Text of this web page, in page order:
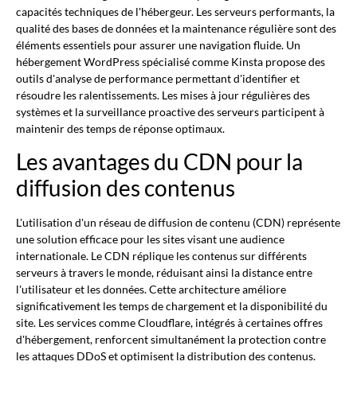
capacités techniques de l'hébergeur. Les serveurs performants, la
qualité des bases de données et la maintenance régulière sont des
éléments essentiels pour assurer une navigation fluide. Un
hébergement WordPress spécialisé comme Kinsta propose des
outils d'analyse de performance permettant d'identifier et
résoudre les ralentissements. Les mises à jour régulières des
systèmes et la surveillance proactive des serveurs participent à
maintenir des temps de réponse optimaux.
Les avantages du CDN pour la
diffusion des contenus
L'utilisation d'un réseau de diffusion de contenu (CDN) représente
une solution efficace pour les sites visant une audience
internationale. Le CDN réplique les contenus sur différents
serveurs à travers le monde, réduisant ainsi la distance entre
l'utilisateur et les données. Cette architecture améliore
significativement les temps de chargement et la disponibilité du
site. Les services comme Cloudflare, intégrés à certaines offres
d'hébergement, renforcent simultanément la protection contre
les attaques DDoS et optimisent la distribution des contenus.